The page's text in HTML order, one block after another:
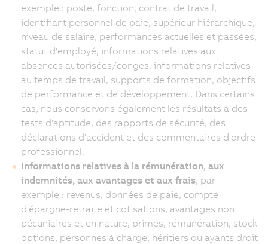
exemple : poste, fonction, contrat de travail,
identifiant personnel de paie, supérieur hiérarchique,
niveau de salaire, performances actuelles et passées,
statut d'employé, informations relatives aux
absences autorisées/congés, informations relatives
au temps de travail, supports de formation, objectifs
de performance et de développement. Dans certains
cas, nous conservons également les résultats à des
tests d'aptitude, des rapports de sécurité, des
déclarations d'accident et des commentaires d'ordre
professionnel.
Informations relatives à la rémunération, aux
indemnités, aux avantages et aux frais, par
exemple : revenus, données de paie, compte
d'épargne-retraite et cotisations, avantages non
pécuniaires et en nature, primes, rémunération, stock
options, personnes à charge, héritiers ou ayants droit